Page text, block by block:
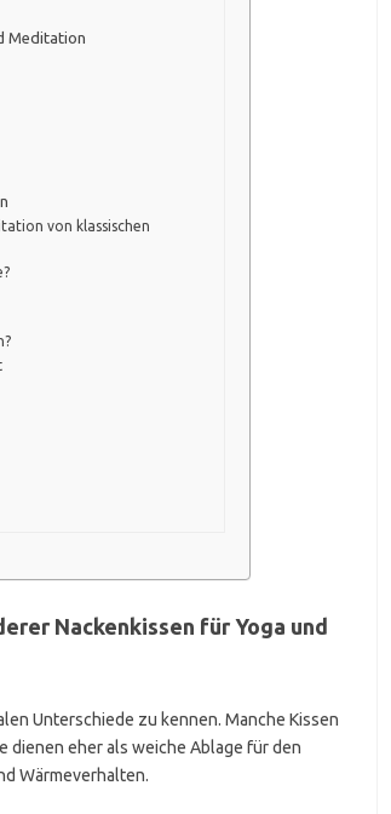
Meditation
von klassischen
Nackenkissen für Yoga und
Unterschiede zu kennen. Manche Kissen
dienen eher als weiche Ablage für den
Wärmeverhalten.